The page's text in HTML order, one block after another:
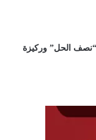
“نصف الحل” وركيزة